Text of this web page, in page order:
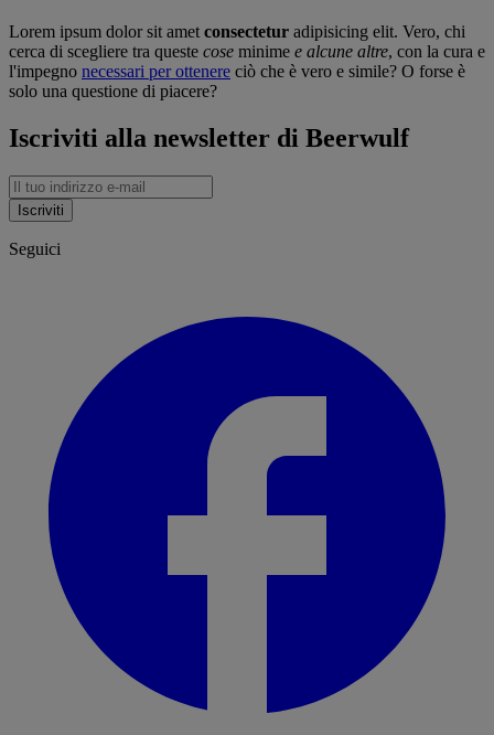
Lorem ipsum dolor sit amet consectetur adipisicing elit. Vero, chi
cerca di scegliere tra queste cose minime e alcune altre, con la cura e
l'impegno necessari per ottenere ciò che è vero e simile? O forse è
solo una questione di piacere?
Iscriviti alla newsletter di Beerwulf
Iscriviti
Seguici